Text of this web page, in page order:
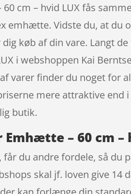
cm – hvid LUX fås
emhætte. Vidste du, at du
køb af din vare. Langt
i webshoppen Kai
varer finder du noget for
mere attraktive end
butik.
– 60 cm –
du andre fordele, så du
skal jf. loven give